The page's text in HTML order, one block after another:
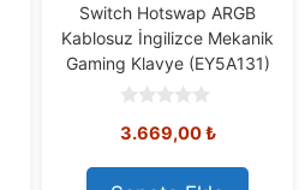
Switch Hotswap ARGB
Kablosuz İngilizce Mekanik
Gaming Klavye (EY5A131)
o
t
3.669,00₺